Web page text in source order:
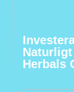
Naturligt
Herbals